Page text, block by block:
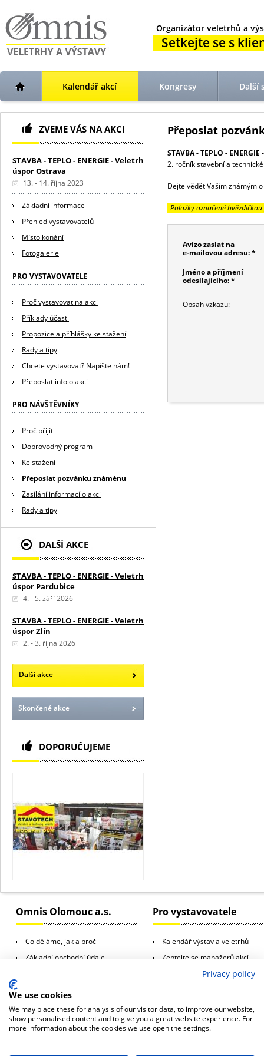
Organizátor veletrhů a
Setkejte se s
Kalendář akcí Kongresy Další
Přeposlat
STAVBA - TEPLO -
2. ročník stavební a
Dejte vědět Vašim známým
Položky označené
Avízo zaslat na
e-mailovou adresu: *
Jméno a příjmení
odesílajícího: *
Obsah vzkazu:
ZVEME VÁS NA AKCI
STAVBA - TEPLO - ENERGIE - Veletrh
úspor Ostrava
13. - 14. října 2023
Základní informace
Přehled vystavovatelů
Místo konání
Fotogalerie
PRO VYSTAVOVATELE
Proč vystavovat na akci
Příklady účasti
Propozice a příhlášky ke stažení
Rady a tipy
Chcete vystavovat? Napište nám!
Přeposlat info o akci
PRO NÁVŠTĚVNÍKY
Proč přijít
Doprovodný program
Ke stažení
Přeposlat pozvánku známénu
Zasílání informací o akci
Rady a tipy
DALŠÍ AKCE
STAVBA - TEPLO - ENERGIE - Veletrh
úspor Pardubice
4. - 5. září 2026
STAVBA - TEPLO - ENERGIE - Veletrh
úspor Zlín
2. - 3. října 2026
Další akce
Skončené akce
DOPORUČUJEME
Omnis Olomouc a.s.
Co děláme, jak a proč
Základní obchodní údaje
Pro vystavovatele
Kalendář výstav a veletrhů
Zeptejte se manažerů akcí
Rady a tipy pro vystavovatele
© 2013 Omnis Olomouc a.s., všechna práva vyhrazena
Privacy policy
We use cookies
We may place these for analysis of our visitor data, to improve our website,
show personalised content and to give you a great website experience. For
more information about the cookies we use open the settings.